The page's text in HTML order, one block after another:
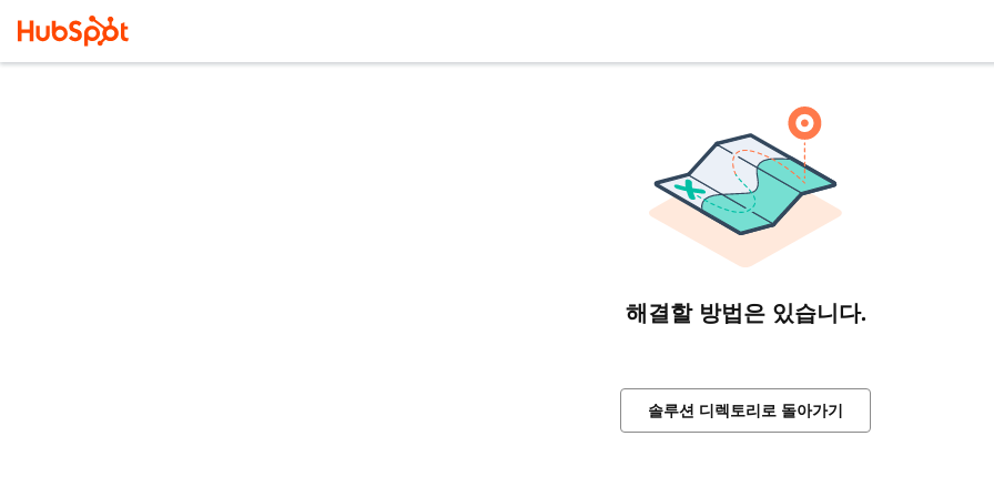
해결할 방법은 있습니다.
솔루션 디렉토리로 돌아가기